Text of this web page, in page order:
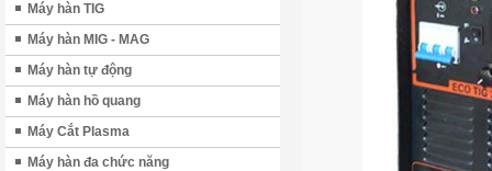
Máy hàn TIG
Máy hàn MIG - MAG
Máy hàn tự động
Máy hàn hồ quang
Máy Cắt Plasma
Máy hàn đa chức năng